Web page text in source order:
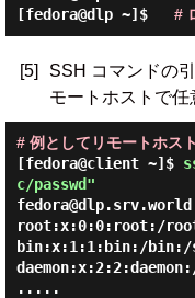
[fedora@dlp ~]$ #
[5]
SSH コマンドの
モートホストで任
# 例としてリモートホス
[fedora@client ~]$
c/passwd"
root:x:0:0:root:/
bin:x:1:1:bin:/bin:/
.....